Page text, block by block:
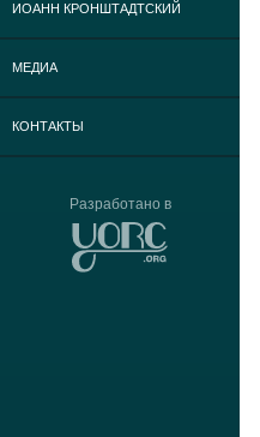
ИОАНН КРОНШТАДТСКИЙ
МЕДИА
КОНТАКТЫ
Разработано в